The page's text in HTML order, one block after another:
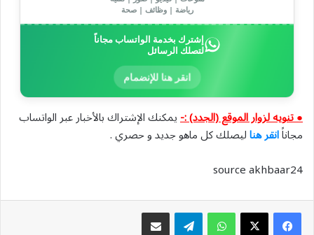
رياضة | وظائف | صحة
إشترك بخدمة الواتساب مجاناً
لتصلك الرسائل
انقر هنا للإنضمام
● تنويه لزوار الموقع (الجدد) :-يمكنك الإشتراك بالأخبار عبر الواتساب
مجاناًانقر هناليصلك كل ماهو جديد و حصري .
source akhbaar24
واتسابتيلقرام مشاركة عبر البريد